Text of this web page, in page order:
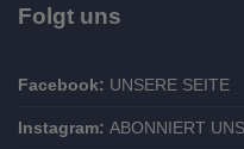
Folgt uns
Facebook: UNSERE SEITE
Instagram: ABONNIERT UNS